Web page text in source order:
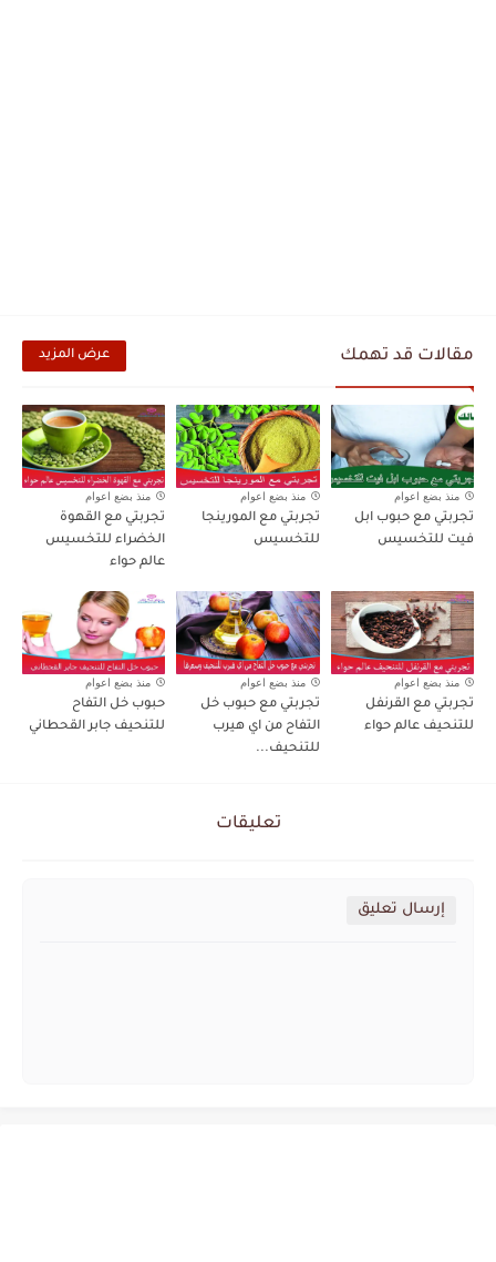
مقالات قد تهمك عرض المزيد
منذ بضع اعوام
تجربتي مع حبوب ابل
فيت للتخسيس
منذ بضع اعوام
تجربتي مع المورينجا
للتخسيس
منذ بضع اعوام
تجربتي مع القهوة
الخضراء للتخسيس
عالم حواء
منذ بضع اعوام
تجربتي مع القرنفل
للتنحيف عالم حواء
منذ بضع اعوام
تجربتي مع حبوب خل
التفاح من اي هيرب
للتنحيف...
منذ بضع اعوام
حبوب خل التفاح
للتنحيف جابر القحطاني
تعليقات
إرسال تعليق